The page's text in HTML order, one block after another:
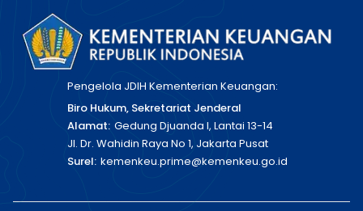
Pengelola JDIH Kementerian Keuangan:
Biro Hukum, Sekretariat Jenderal
Alamat: Gedung Djuanda I, Lantai 13-14
Jl. Dr. Wahidin Raya No 1, Jakarta Pusat
Surel: kemenkeu.prime@kemenkeu.go.id